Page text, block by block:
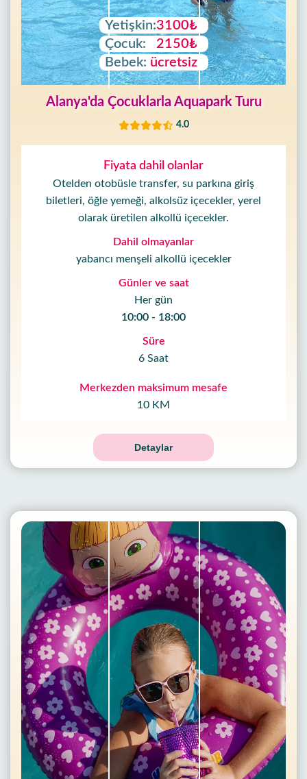
Yetişkin:3100₺
Çocuk:
2150₺
Bebek: ücretsiz
Alanya'da Çocuklarla Aquapark Turu
4.0
Fiyata dahil olanlar
Otelden otobüsle transfer, su parkına giriş
biletleri, öğle yemeği, alkolsüz içecekler, yerel
olarak üretilen alkollü içecekler.
Dahil olmayanlar
yabancı menşeli alkollü içecekler
Günler ve saat
Her gün
10:00 - 18:00
Süre
6 Saat
Merkezden maksimum mesafe
10 KM
Detaylar